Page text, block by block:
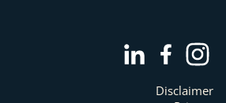
Disclaimer